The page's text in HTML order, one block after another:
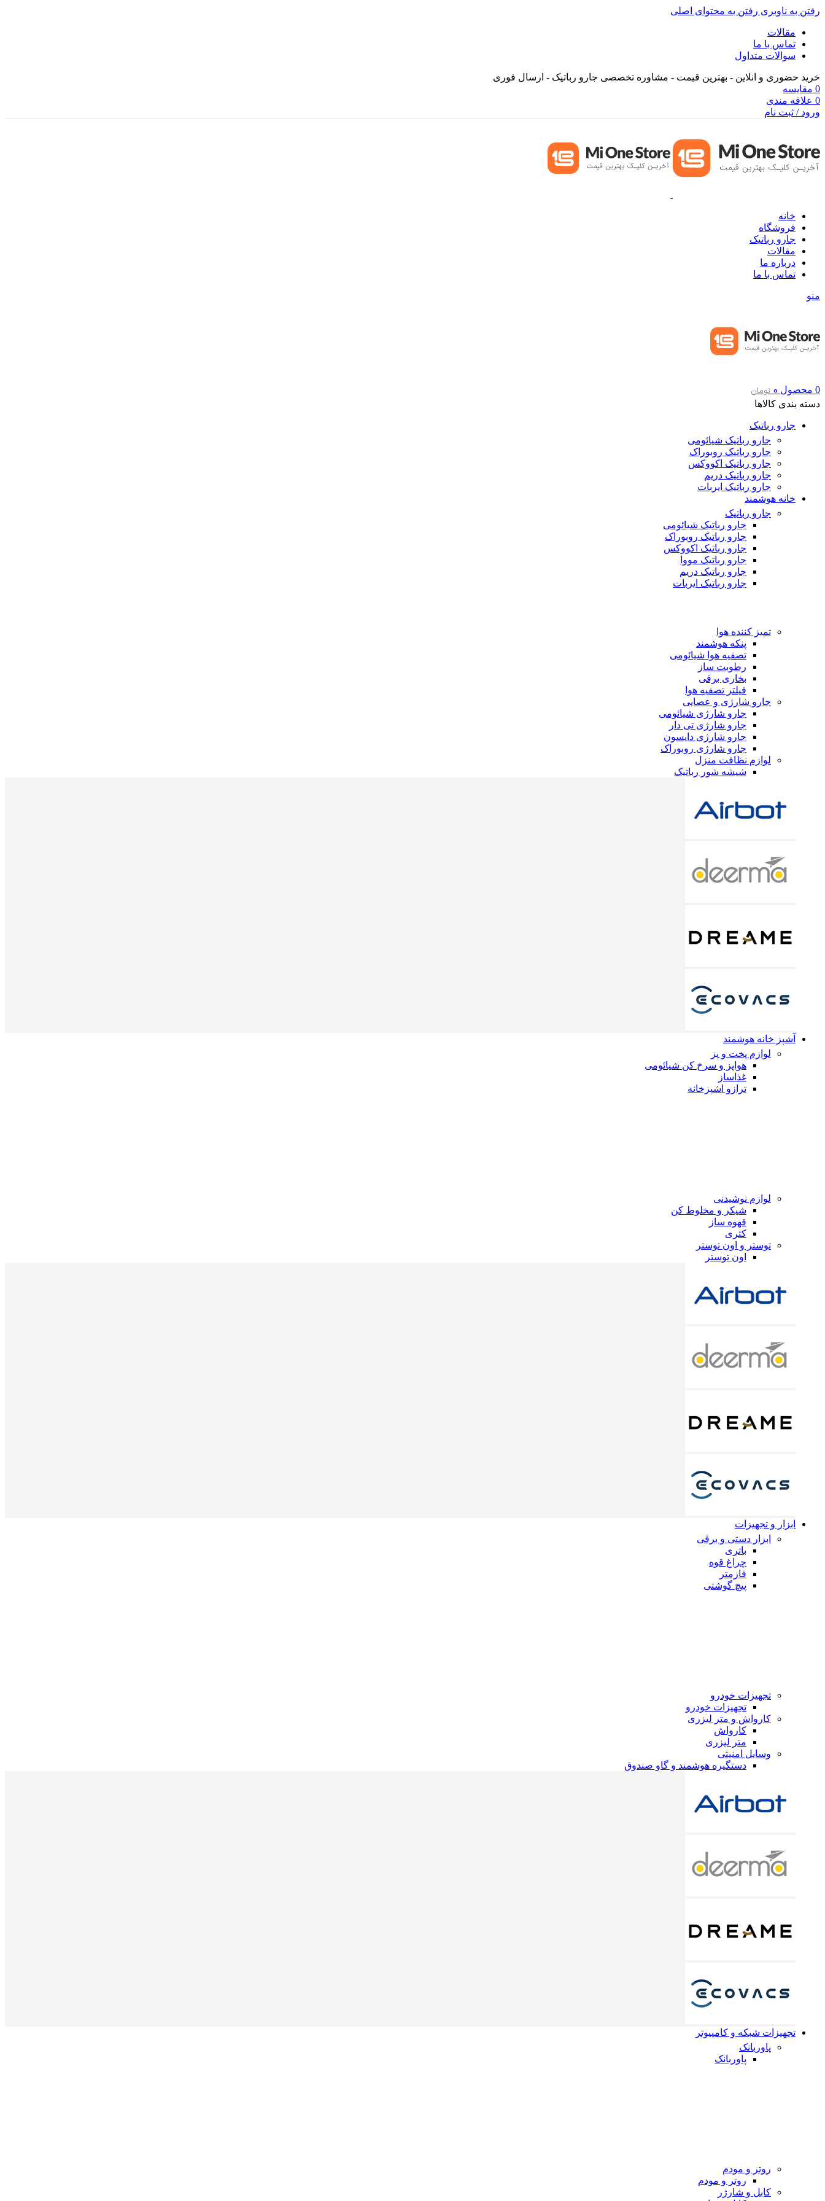
رفتن به ناوبری رفتن به محتوای اصلی
مقالات
تماس با ما
سوالات متداول
خرید حضوری و انلاین - بهترین قیمت - مشاوره تخصصی جارو رباتیک - ارسال فوری
0 مقایسه
0 علاقه مندی
ورود / ثبت نام
خانه
فروشگاه
جارو رباتیک
مقالات
درباره ما
تماس با ما
منو
0 محصول 0 تومان
دسته بندی کالاها
جارو رباتیک
جارو رباتیک شیائومی
جارو رباتیک روبوراک
جارو رباتیک اکووکس
جارو رباتیک دریم
جارو رباتیک ایربات
خانه هوشمند
جارو رباتیک
جارو رباتیک شیائومی
جارو رباتیک روبوراک
جارو رباتیک اکووکس
جارو رباتیک مووا
جارو رباتیک دریم
جارو رباتیک ایربات
تمیز کننده هوا
پنکه هوشمند
تصفیه هوا شیائومی
رطوبت ساز
بخاری برقی
فیلتر تصفیه هوا
جارو شارژی و عصایی
جارو شارژی شیائومی
جارو شارژی تی دار
جارو شارژی دایسون
جارو شارژی روبوراک
لوازم نظافت منزل
شیشه شور رباتیک
آشپز خانه هوشمند
لوازم پخت و پز
هواپز و سرخ کن شیائومی
غذاساز
ترازو اشپزخانه
لوازم نوشیدنی
شیکر و مخلوط کن
قهوه ساز
کتری
توستر و اون توستر
اون توستر
ابزار و تجهیزات
ابزار دستی و برقی
باتری
چراغ قوه
فازمتر
پیچ گوشتی
تجهیزات خودرو
تجهیزات خودرو
کارواش و متر لیزری
کارواش
متر لیزری
وسایل امنیتی
دستگیره هوشمند و گاو صندوق
تجهیزات شبکه و کامپیوتر
پاوربانک
پاوربانک
روتر و مودم
روتر و مودم
کابل و شارژر